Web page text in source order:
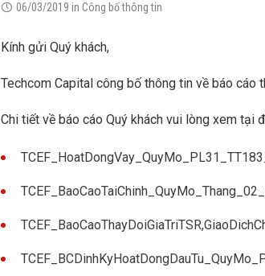
06/03/2019 in Công bố thông tin
Kính gửi Quý khách,
Techcom Capital công bố thông tin về báo cáo
Chi tiết về báo cáo Quý khách vui lòng xem tại